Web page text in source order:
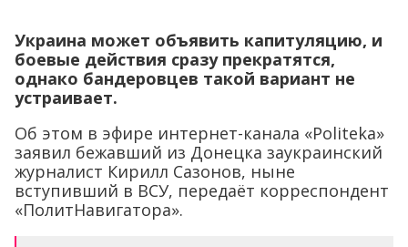
Украина может объявить капитуляцию, и
боевые действия сразу прекратятся,
однако бандеровцев такой вариант не
устраивает.
Об этом в эфире интернет-канала «Politeka»
заявил бежавший из Донецка заукраинский
журналист Кирилл Сазонов, ныне
вступивший в ВСУ, передаёт корреспондент
«ПолитНавигатора».